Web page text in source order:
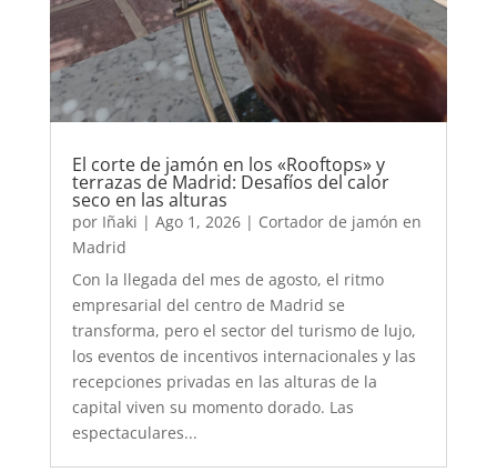
El corte de jamón en los «Rooftops» y
terrazas de Madrid: Desafíos del calor
seco en las alturas
por Iñaki | Ago 1, 2026| Cortador de jamón en
Madrid
Con la llegada del mes de agosto, el ritmo
empresarial del centro de Madrid se
transforma, pero el sector del turismo de lujo,
los eventos de incentivos internacionales y las
recepciones privadas en las alturas de la
capital viven su momento dorado. Las
espectaculares...